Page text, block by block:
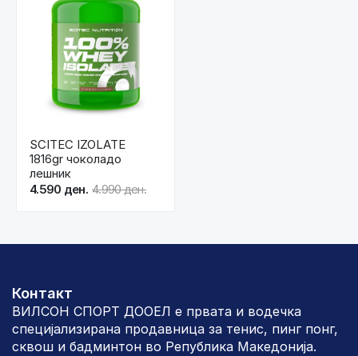
SCITEC IZOLATE
1816gr чоколадо
лешник
4.590 ден. 4.990 ден.
Контакт
ВИЛСОН СПОРТ ДООЕЛ е првата и водечка
специјализирана продавница за тенис, пинг понг,
сквош и бадминтон во Република Македонија.